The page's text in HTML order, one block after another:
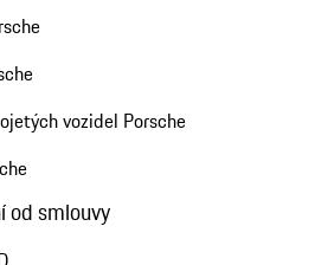
vozidel Porsche
od smlouvy